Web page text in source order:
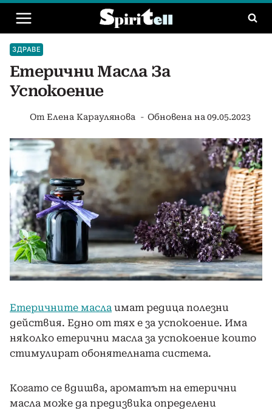
Към
съдържанието
ЗДРАВЕ
Етерични Масла За
Успокоение
От Елена Караулянова Обновена на 09.05.2023
Етеричните масла имат редица полезни
действия. Едно от тях е за успокоение. Има
няколко етерични масла за успокоение които
стимулират обонятелната система.
Когато се вдишва, ароматът на етерични
масла може да предизвика определени